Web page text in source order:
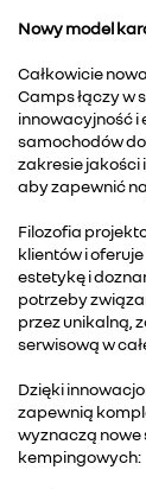
Nowy model
Całkowicie
Camps łączy w
innowacyjność i
samochodów
zakresie jakości
aby zapewnić
Filozofia
klientów i
estetykę i
potrzeby
przez unikalną,
serwisową w
Dzięki
zapewnią
wyznaczą
kempingowych: